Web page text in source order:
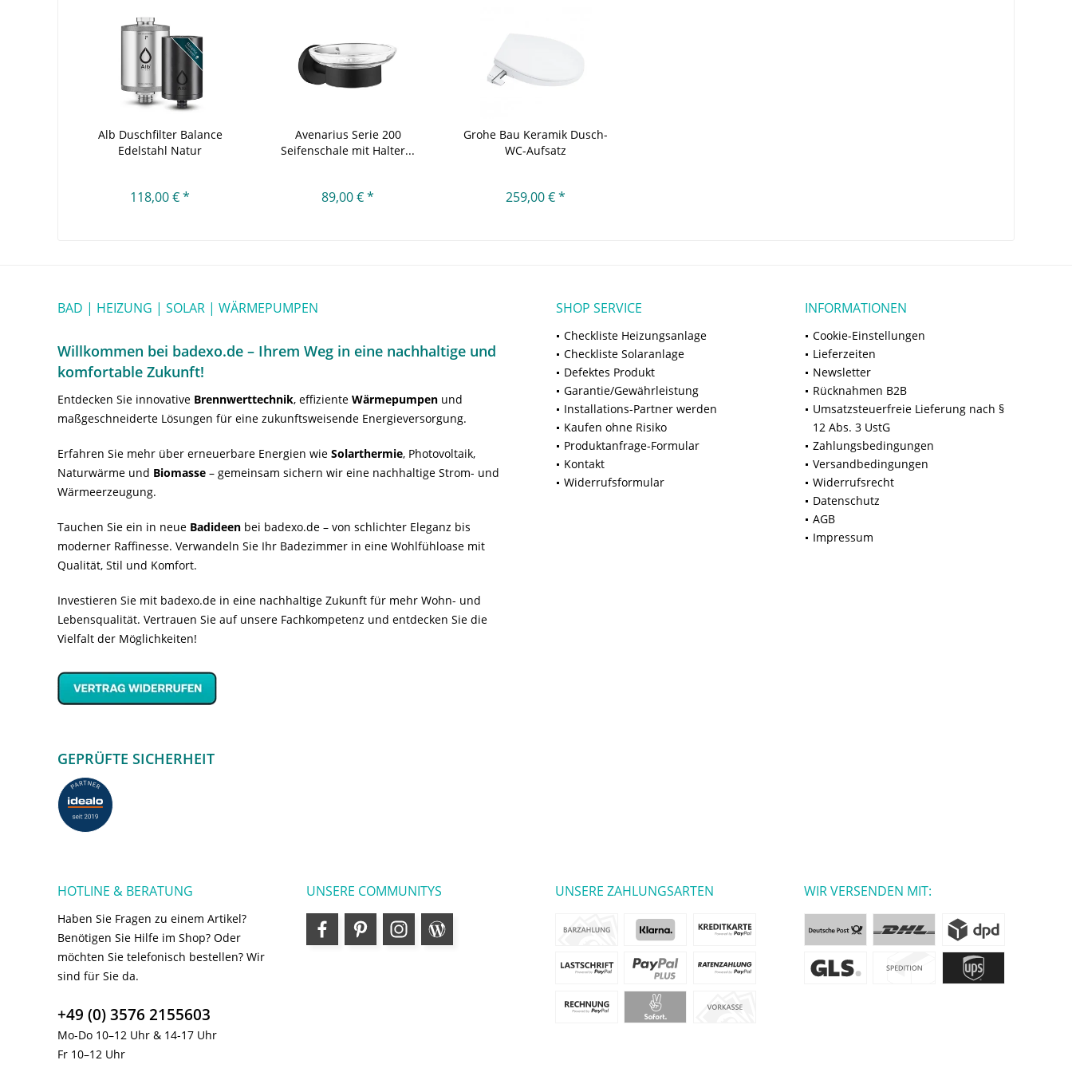
Alb Duschfilter Balance
Edelstahl Natur
118,00 € *
Avenarius Serie 200
Seifenschale mit Halter...
89,00 € *
Grohe Bau Keramik Dusch-
WC-Aufsatz
259,00 € *
BAD | HEIZUNG | SOLAR | WÄRMEPUMPEN
Willkommen bei badexo.de – Ihrem Weg in eine nachhaltige und
komfortable Zukunft!
Entdecken Sie innovative Brennwerttechnik, effiziente Wärmepumpen und
maßgeschneiderte Lösungen für eine zukunftsweisende Energieversorgung.
Erfahren Sie mehr über erneuerbare Energien wie Solarthermie, Photovoltaik,
Naturwärme und Biomasse – gemeinsam sichern wir eine nachhaltige Strom- und
Wärmeerzeugung.
Tauchen Sie ein in neue Badideen bei badexo.de – von schlichter Eleganz bis
moderner Raffinesse. Verwandeln Sie Ihr Badezimmer in eine Wohlfühloase mit
Qualität, Stil und Komfort.
Investieren Sie mit badexo.de in eine nachhaltige Zukunft für mehr Wohn- und
Lebensqualität. Vertrauen Sie auf unsere Fachkompetenz und entdecken Sie die
Vielfalt der Möglichkeiten!
GEPRÜFTE SICHERHEIT
SHOP SERVICE
Checkliste Heizungsanlage
Checkliste Solaranlage
Defektes Produkt
Garantie/Gewährleistung
Installations-Partner werden
Kaufen ohne Risiko
Produktanfrage-Formular
Kontakt
Widerrufsformular
INFORMATIONEN
Cookie-Einstellungen
Lieferzeiten
Newsletter
Rücknahmen B2B
Umsatzsteuerfreie Lieferung nach §
12 Abs. 3 UstG
Zahlungsbedingungen
Versandbedingungen
Widerrufsrecht
Datenschutz
AGB
Impressum
HOTLINE & BERATUNG
Haben Sie Fragen zu einem Artikel?
Benötigen Sie Hilfe im Shop? Oder
möchten Sie telefonisch bestellen? Wir
sind für Sie da.
+49 (0) 3576 2155603
Mo-Do 10–12 Uhr & 14-17 Uhr
Fr 10–12 Uhr
UNSERE COMMUNITYS UNSERE ZAHLUNGSARTEN WIR VERSENDEN MIT: